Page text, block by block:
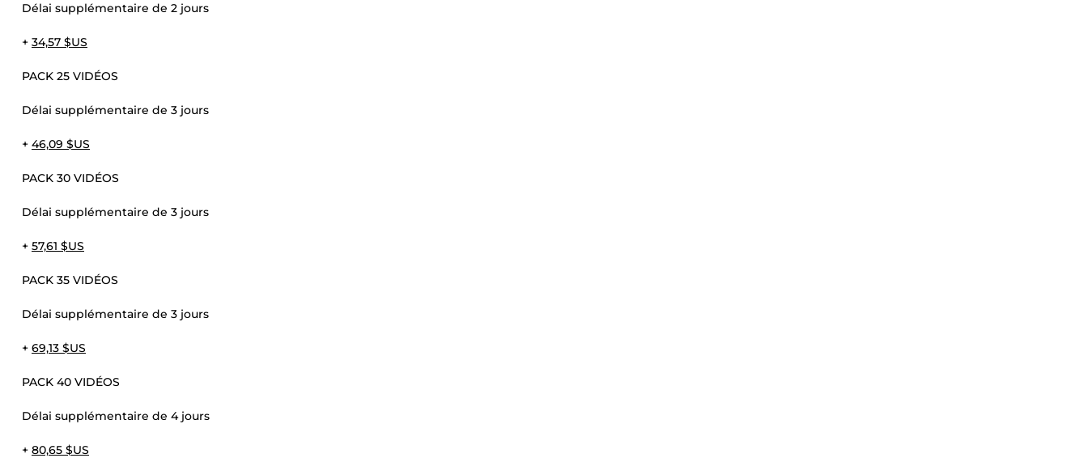
Délai supplémentaire de 2 jours
+ 34,57 $US
PACK 25 VIDÉOS
Délai supplémentaire de 3 jours
+ 46,09 $US
PACK 30 VIDÉOS
Délai supplémentaire de 3 jours
+ 57,61 $US
PACK 35 VIDÉOS
Délai supplémentaire de 3 jours
+ 69,13 $US
PACK 40 VIDÉOS
Délai supplémentaire de 4 jours
+ 80,65 $US